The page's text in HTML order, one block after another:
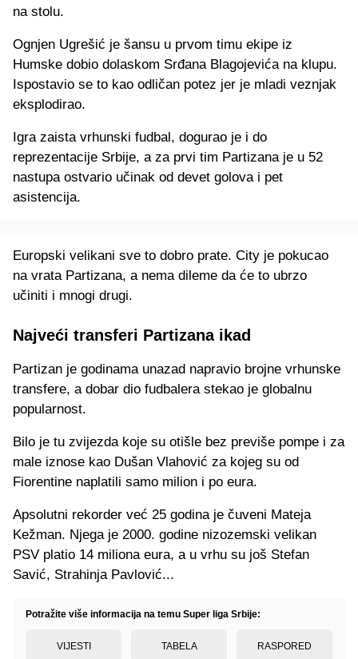
na stolu.
Ognjen Ugrešić je šansu u prvom timu ekipe iz
Humske dobio dolaskom Srđana Blagojevića na klupu.
Ispostavio se to kao odličan potez jer je mladi veznjak
eksplodirao.
Igra zaista vrhunski fudbal, dogurao je i do
reprezentacije Srbije, a za prvi tim Partizana je u 52
nastupa ostvario učinak od devet golova i pet
asistencija.
Europski velikani sve to dobro prate. City je pokucao
na vrata Partizana, a nema dileme da će to ubrzo
učiniti i mnogi drugi.
Najveći transferi Partizana ikad
Partizan je godinama unazad napravio brojne vrhunske
transfere, a dobar dio fudbalera stekao je globalnu
popularnost.
Bilo je tu zvijezda koje su otišle bez previše pompe i za
male iznose kao Dušan Vlahović za kojeg su od
Fiorentine naplatili samo milion i po eura.
Apsolutni rekorder već 25 godina je čuveni Mateja
Kežman. Njega je 2000. godine nizozemski velikan
PSV platio 14 miliona eura, a u vrhu su još Stefan
Savić, Strahinja Pavlović...
Potražite više informacija na temu Super liga Srbije:
VIJESTI TABELA RASPORED